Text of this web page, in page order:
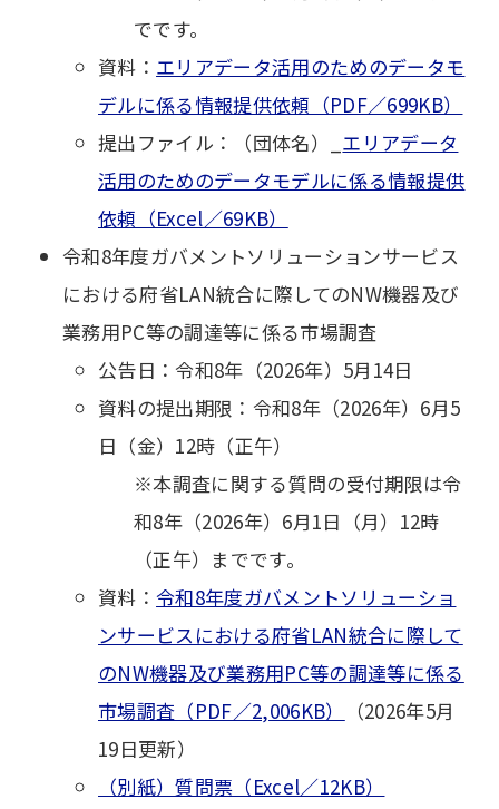
でです。
資料： エリアデータ活用のためのデータモ
デルに係る情報提供依頼（PDF／699KB）
提出ファイル：（団体名）_ エリアデータ
活用のためのデータモデルに係る情報提供
依頼（Excel／69KB）
令和8年度ガバメントソリューションサービス
における府省LAN統合に際してのNW機器及び
業務用PC等の調達等に係る市場調査
公告日：令和8年（2026年）5月14日
資料の提出期限：令和8年（2026年）6月5
日（金）12時（正午）
※本調査に関する質問の受付期限は令
和8年（2026年）6月1日（月）12時
（正午）までです。
資料：令和8年度ガバメントソリューショ
ンサービスにおける府省LAN統合に際して
のNW機器及び業務用PC等の調達等に係る
市場調査（PDF／2,006KB）
（2026年5月
19日更新）
（別紙）質問票（Excel／12KB）